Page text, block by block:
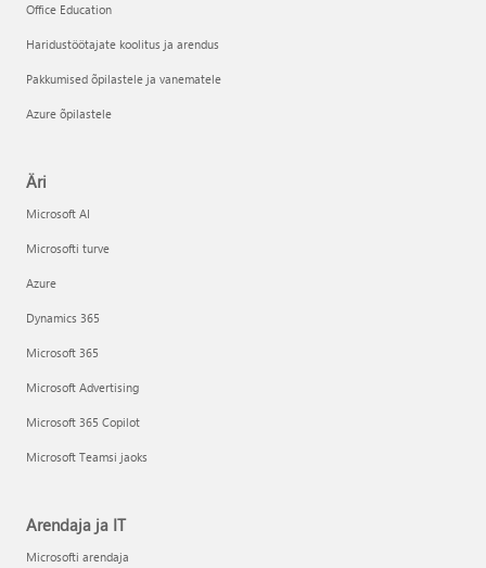
Office Education
Haridustöötajate koolitus ja arendus
Pakkumised õpilastele ja vanematele
Azure õpilastele
Äri
Microsoft AI
Microsofti turve
Azure
Dynamics 365
Microsoft 365
Microsoft Advertising
Microsoft 365 Copilot
Microsoft Teamsi jaoks
Arendaja ja IT
Microsofti arendaja